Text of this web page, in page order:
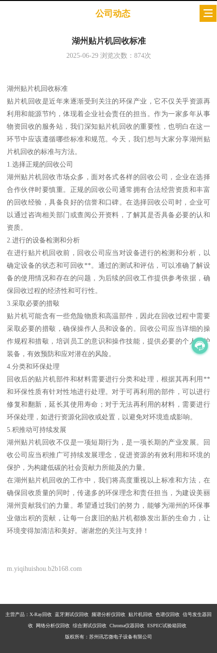
公司动态
湖州贴片机回收标准
2025-06-29浏览次数： 874次
湖州贴片机回收标准
贴片机回收是近年来逐渐受到关注的环保产业，它不仅关乎资源再
利用和能源节约，体现着企业社会责任的担当。作为一家多年从事
物资回收的服务站，我们深知贴片机回收的重要性，也明白在这一
环节中应该遵循哪些标准和规范。今天，我们想与大家分享湖州贴
片机回收的标准与方法。
1.选择正规的回收公司
湖州贴片机回收市场众多，面对各式各样的回收公司，企业在选择
合作伙伴时要慎重。正规的回收公司通常拥有合法经营资质和丰富
的回收经验，具备良好的信誉和口碑。在选择回收公司时，企业可
以通过咨询相关部门或查阅公开资料，了解其是否具备必要的认和
资质。
2.进行的设备检测和分析
在进行贴片机回收前，回收公司应当对设备进行的检测和分析，以
确定设备的状态和可回收**。通过的测试和评估，可以准确了解设
备的使用情况和存在的问题，为后续的回收工作提供参考依据，确
保回收过程的经济性和可行性。
3.采取必要的措斀
贴片机可能含有一些危险物质和高温部件，因此在回收过程中需要
采取必要的措斀，确保操作人员和设备的。回收公司应当详细的操
作规程和措斀，培训员工的意识和操作技能，提供必要的个人防护
装备，有效预防和应对潜在的风险。
4.分类和环保处理
回收后的贴片机部件和材料需要进行分类和处理，根据其再利用**
和环保性质有针对性地进行处理。对于可再利用的部件，可以进行
修复和翻新，延长其使用寿命；对于无法再利用的材料，需要进行
环保处理，如进行资源化回收或处置，以避免对环境造成影响。
5.积推动可持续发展
湖州贴片机回收不仅是一项短期行为，是一项长期的产业发展。回
收公司应当积推广可持续发展理念，促进资源的有效利用和环境的
保护，为构建低碳的社会贡献力所能及的力量。
在湖州贴片机回收的工作中，我们将高度重视以上标准和方法，在
确保回收质量的同时，传递多的环保理念和责任担当，为建设美丽
湖州贡献我们的力量。希望通过我们的努力，能够为湖州的环保事
业做出积的贡献，让每一台废旧的贴片机都焕发出新的生命力，让
环境变得加清洁和美好。谢谢您的关注与支持！
m.yiqihuishou.b2b168.com
主营产品：X-Ray回收 蓝牙测试仪回收 频谱分析仪回收 贴片机回收 色谱仪回收 信号发生器回
收 网络分析仪回收 综合测试仪回收 Chroma仪器回收 ESPEC试验箱回收
版权所有：苏州讯芯微电子设备有限公司